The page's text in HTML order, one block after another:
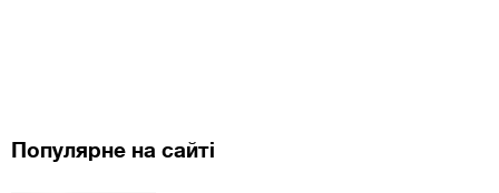
Популярне на сайті